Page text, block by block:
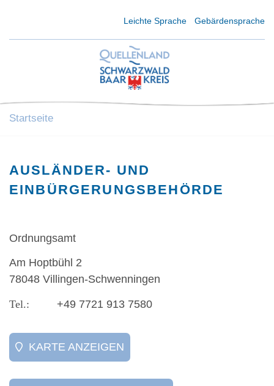
Leichte Sprache Gebärdensprache
Startseite
AUSLÄNDER- UND
EINBÜRGERUNGSBEHÖRDE
Ordnungsamt
Am Hoptbühl 2
78048 Villingen-Schwenningen
+49 7721 913 7580
KARTE ANZEIGEN